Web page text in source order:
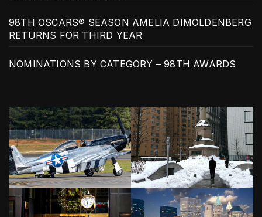
98TH OSCARS® SEASON AMELIA DIMOLDENBERG
RETURNS FOR THIRD YEAR
NOMINATIONS BY CATEGORY – 98TH AWARDS